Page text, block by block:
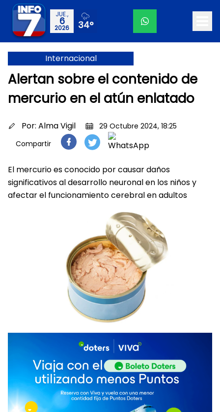
JUE.,
6
2026 34°
Internacional
Alertan sobre el contenido de
mercurio en el atún enlatado
Por: Alma Vigil
29 Octubre 2024, 18:25
Compartir
El mercurio es conocido por causar daños
significativos al desarrollo neuronal en los niños y
afectar el funcionamiento cerebral en adultos